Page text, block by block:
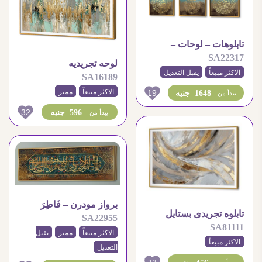
تابلوهات – لوحات –
الإخلاص و المعوذتين
SA22317
الاكثر مبيعاً يقبل التعديل
1648 جنيه يبدأ من 19
لوحه تجريديه
SA16189
الاكثر مبيعاً مميز
596 جنيه يبدأ من 32
تابلوه تجريدى بستايل
الرسم الزيتى ذهبى و
رمادى
SA81111
الاكثر مبيعاً
برواز مودرن – فَاطِرَ
السَّمَاوَاتِ وَالأَرْضِ
SA22955
الاكثر مبيعاً مميز
يقبل
التعديل